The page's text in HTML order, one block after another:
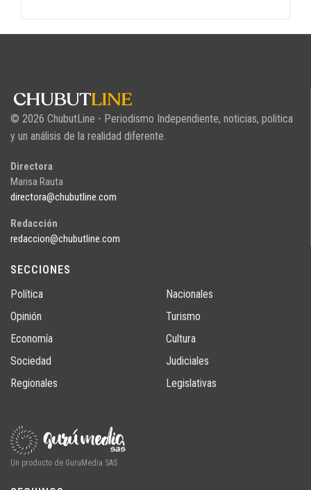
© 2026 ChubutLine - Periodismo Independiente, noticias, politica
y un análisis de la realidad diferente.
Directora
Marisa Rauta
directora@chubutline.com
Redacción
redaccion@chubutline.com
SECCIONES
Política
Opinión
Economía
Sociedad
Regionales
Nacionales
Turismo
Cultura
Judiciales
Legislativas
Un producto de GuruMedia SAS